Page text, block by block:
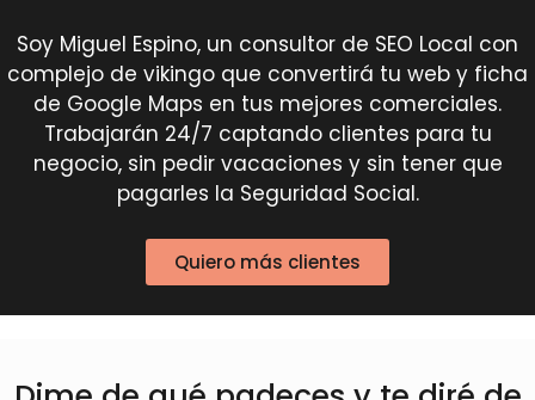
Soy Miguel Espino, un consultor de SEO Local con
complejo de vikingo que convertirá tu web y ficha
de Google Maps en tus mejores comerciales.
Trabajarán 24/7 captando clientes para tu
negocio, sin pedir vacaciones y sin tener que
pagarles la Seguridad Social.
Quiero más clientes